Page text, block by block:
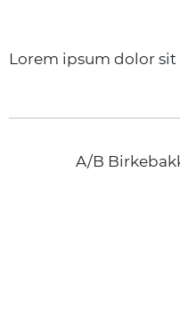
Lorem ipsum dolor
A/B